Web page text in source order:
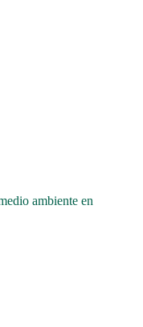
ambiente en